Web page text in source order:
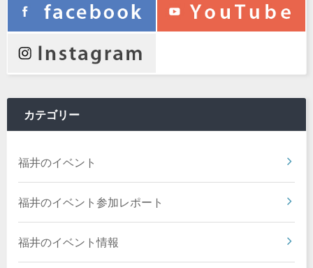
カテゴリー
福井のイベント
福井のイベント参加レポート
福井のイベント情報